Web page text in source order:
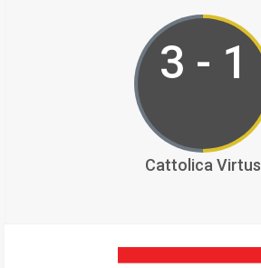
3 - 1
Cattolica Virtus